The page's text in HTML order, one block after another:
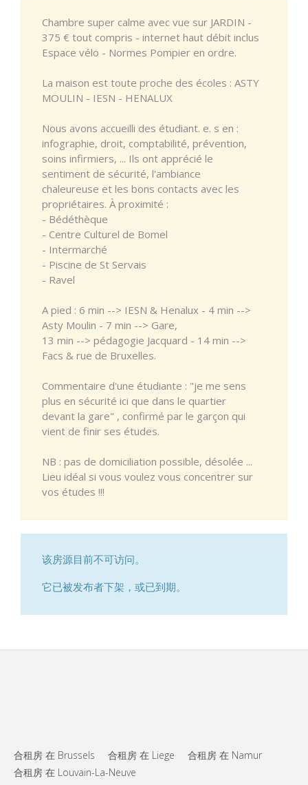
Chambre super calme avec vue sur JARDIN -
375 € tout compris - internet haut débit inclus
Espace vélo - Normes Pompier en ordre.
La maison est toute proche des écoles : ASTY
MOULIN - IESN - HENALUX
Nous avons accueilli des étudiant. e. s en :
infographie, droit, comptabilité, prévention,
soins infirmiers, ... Ils ont apprécié le
sentiment de sécurité, l'ambiance
chaleureuse et les bons contacts avec les
propriétaires. À proximité :
- Bédéthèque
- Centre Culturel de Bomel
- Intermarché
- Piscine de St Servais
- Ravel
A pied : 6 min --> IESN & Henalux - 4 min -->
Asty Moulin - 7 min --> Gare,
13 min --> pédagogie Jacquard - 14 min -->
Facs & rue de Bruxelles.
Commentaire d'une étudiante : "je me sens
plus en sécurité ici que dans le quartier
devant la gare" , confirmé par le garçon qui
vient de finir ses études.
NB : pas de domiciliation possible, désolée ...
Lieu idéal si vous voulez vous concentrer sur
vos études !!!
该房源目前不可访问。
它已被发布者下架，或已到期。
合租房 在 Brussels 合租房 在 Liege
合租房 在 Namur
合租房 在 Louvain-La-Neuve